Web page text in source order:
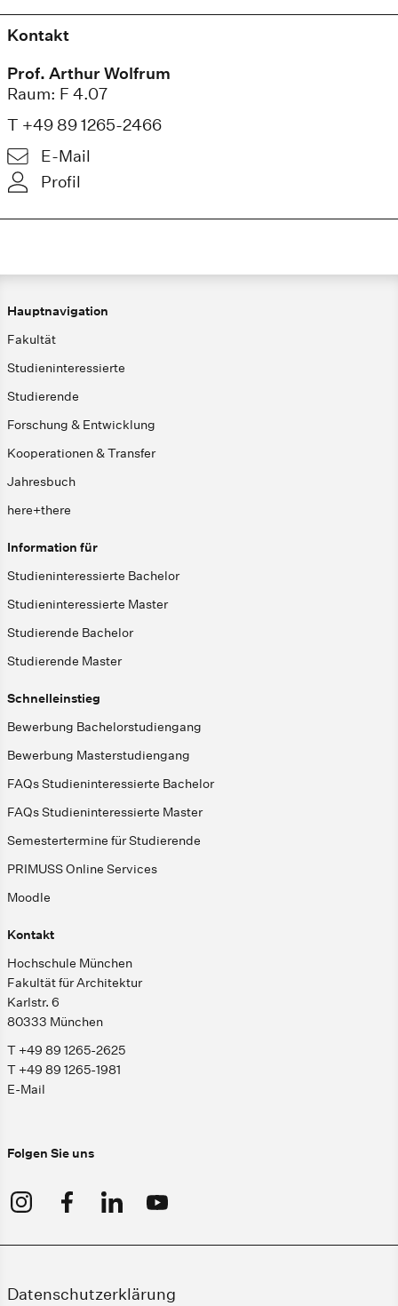
Kontakt
Prof. Arthur Wolfrum
Raum: F 4.07
T +49 89 1265-2466
E-Mail
Profil
Hauptnavigation
Fakultät
Studieninteressierte
Studierende
Forschung & Entwicklung
Kooperationen & Transfer
Jahresbuch
here+there
Information für
Studieninteressierte Bachelor
Studieninteressierte Master
Studierende Bachelor
Studierende Master
Schnelleinstieg
Bewerbung Bachelorstudiengang
Bewerbung Masterstudiengang
FAQs Studieninteressierte Bachelor
FAQs Studieninteressierte Master
Semestertermine für Studierende
PRIMUSS Online Services
Moodle
Kontakt
Hochschule München
Fakultät für Architektur
Karlstr. 6
80333 München
T +49 89 1265-2625
T +49 89 1265-1981
E-Mail
Folgen Sie uns
Datenschutzerklärung